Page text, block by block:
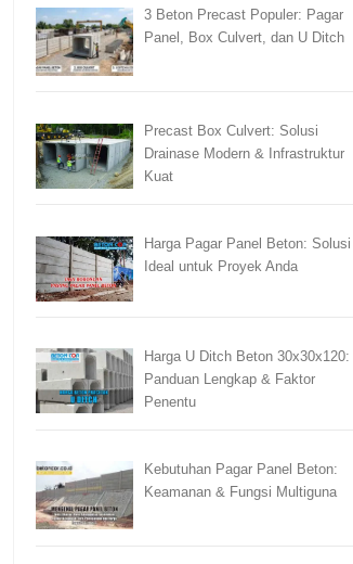
3 Beton Precast Populer: Pagar
Panel, Box Culvert, dan U Ditch
Precast Box Culvert: Solusi
Drainase Modern & Infrastruktur
Kuat
Harga Pagar Panel Beton: Solusi
Ideal untuk Proyek Anda
Harga U Ditch Beton 30x30x120:
Panduan Lengkap & Faktor
Penentu
Kebutuhan Pagar Panel Beton:
Keamanan & Fungsi Multiguna